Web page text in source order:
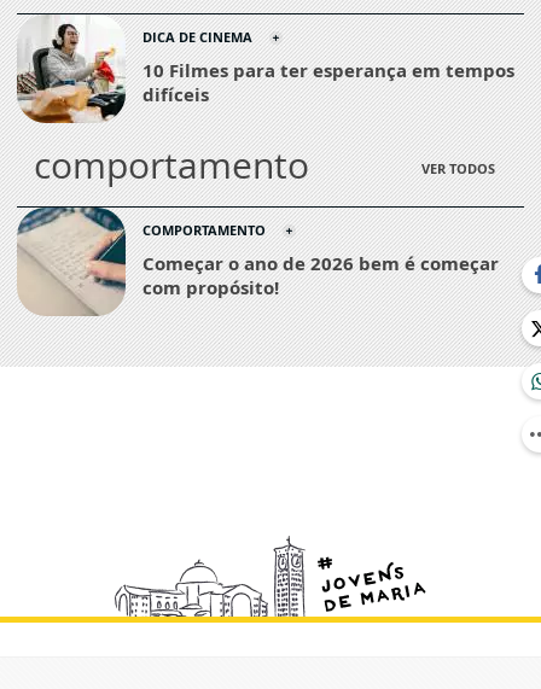
DICA DE CINEMA
10 Filmes para ter esperança em tempos
difíceis
comportamento VER TODOS
COMPORTAMENTO
Começar o ano de 2026 bem é começar
com propósito!